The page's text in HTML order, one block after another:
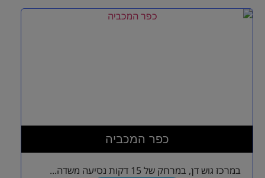
כפר המכביה
במרכז גוש דן, במרחק של 15 דקות נסיעה משדה...